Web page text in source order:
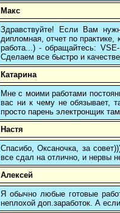
Макс
Здравствуйте! Если Вам
дипломная, отчет по
работа...) - обращайтесь:
Сделаем все быстро и
Катарина
Мне с моими работами
вас ни к чему не обязывает,
просто парень электронщик
Настя
Спасибо, Оксаночка, за
все сдал на отлично, и нервы
Алексей
Я обычно любые готовые
неплохой доп.заработок. А